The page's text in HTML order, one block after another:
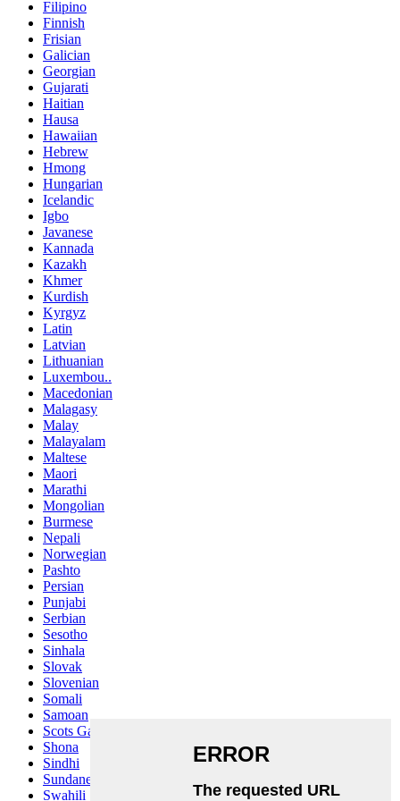
Filipino
Finnish
Frisian
Galician
Georgian
Gujarati
Haitian
Hausa
Hawaiian
Hebrew
Hmong
Hungarian
Icelandic
Igbo
Javanese
Kannada
Kazakh
Khmer
Kurdish
Kyrgyz
Latin
Latvian
Lithuanian
Luxembou..
Macedonian
Malagasy
Malay
Malayalam
Maltese
Maori
Marathi
Mongolian
Burmese
Nepali
Norwegian
Pashto
Persian
Punjabi
Serbian
Sesotho
Sinhala
Slovak
Slovenian
Somali
Samoan
Scots Gaelic
Shona
Sindhi
Sundanese
Swahili